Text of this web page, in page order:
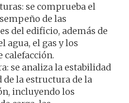
se comprueba el
de las
del edificio, además de
agua, el gas y los
calefacción.
se analiza la estabilidad
de la estructura de la
incluyendo los